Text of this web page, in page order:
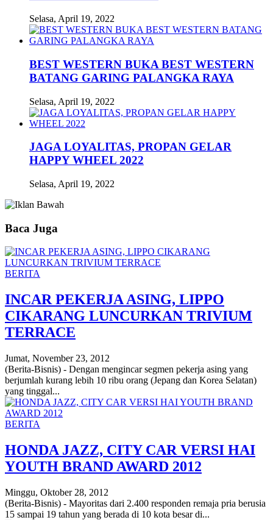
Selasa, April 19, 2022
BEST WESTERN BUKA BEST WESTERN
BATANG GARING PALANGKA RAYA
Selasa, April 19, 2022
JAGA LOYALITAS, PROPAN GELAR
HAPPY WHEEL 2022
Selasa, April 19, 2022
Baca Juga
BERITA
INCAR PEKERJA ASING, LIPPO
CIKARANG LUNCURKAN TRIVIUM
TERRACE
Jumat, November 23, 2012
(Berita-Bisnis) - Dengan mengincar segmen pekerja asing yang
berjumlah kurang lebih 10 ribu orang (Jepang dan Korea Selatan)
yang tinggal...
BERITA
HONDA JAZZ, CITY CAR VERSI HAI
YOUTH BRAND AWARD 2012
Minggu, Oktober 28, 2012
(Berita-Bisnis) - Mayoritas dari 2.400 responden remaja pria berusia
15 sampai 19 tahun yang berada di 10 kota besar di...